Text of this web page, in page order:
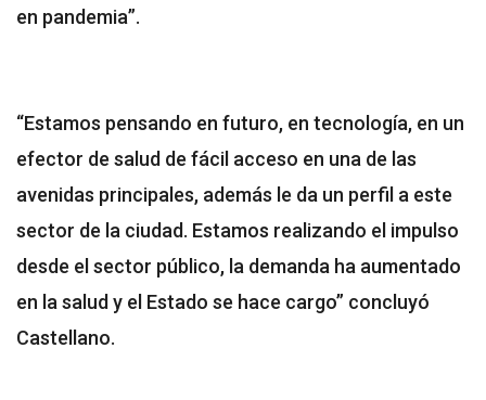
en pandemia”.
“Estamos pensando en futuro, en tecnología, en un
efector de salud de fácil acceso en una de las
avenidas principales, además le da un perfil a este
sector de la ciudad. Estamos realizando el impulso
desde el sector público, la demanda ha aumentado
en la salud y el Estado se hace cargo” concluyó
Castellano.